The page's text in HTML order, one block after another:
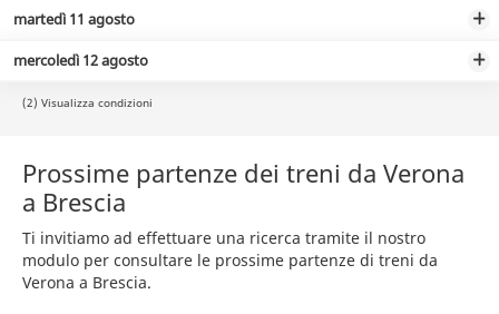
martedì 11 agosto
mercoledì 12 agosto
(2) Visualizza condizioni
Prossime partenze dei treni da Verona
a Brescia
Ti invitiamo ad effettuare una ricerca tramite il nostro
modulo per consultare le prossime partenze di treni da
Verona a Brescia.